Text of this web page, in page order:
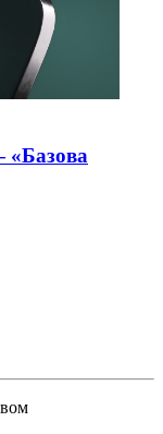
«Базова